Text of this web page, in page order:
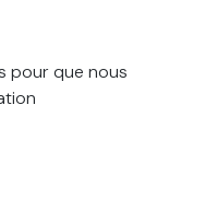
pour que nous